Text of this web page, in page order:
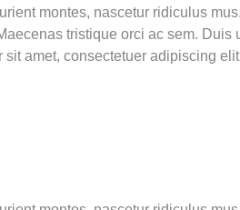
montes, nascetur ridiculus
tristique orci ac sem. Duis
amet, consectetuer adipiscing